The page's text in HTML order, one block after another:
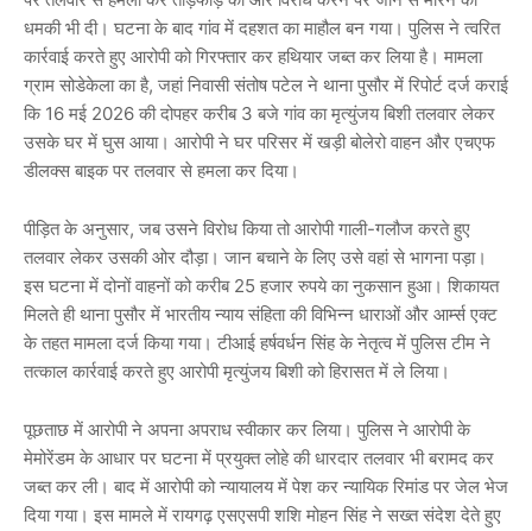
धमकी भी दी। घटना के बाद गांव में दहशत का माहौल बन गया। पुलिस ने त्वरित
कार्रवाई करते हुए आरोपी को गिरफ्तार कर हथियार जब्त कर लिया है। मामला
ग्राम सोडेकेला का है, जहां निवासी संतोष पटेल ने थाना पुसौर में रिपोर्ट दर्ज कराई
कि 16 मई 2026 की दोपहर करीब 3 बजे गांव का मृत्युंजय बिशी तलवार लेकर
उसके घर में घुस आया। आरोपी ने घर परिसर में खड़ी बोलेरो वाहन और एचएफ
डीलक्स बाइक पर तलवार से हमला कर दिया।
पीड़ित के अनुसार, जब उसने विरोध किया तो आरोपी गाली-गलौज करते हुए
तलवार लेकर उसकी ओर दौड़ा। जान बचाने के लिए उसे वहां से भागना पड़ा।
इस घटना में दोनों वाहनों को करीब 25 हजार रुपये का नुकसान हुआ। शिकायत
मिलते ही थाना पुसौर में भारतीय न्याय संहिता की विभिन्न धाराओं और आर्म्स एक्ट
के तहत मामला दर्ज किया गया। टीआई हर्षवर्धन सिंह के नेतृत्व में पुलिस टीम ने
तत्काल कार्रवाई करते हुए आरोपी मृत्युंजय बिशी को हिरासत में ले लिया।
पूछताछ में आरोपी ने अपना अपराध स्वीकार कर लिया। पुलिस ने आरोपी के
मेमोरेंडम के आधार पर घटना में प्रयुक्त लोहे की धारदार तलवार भी बरामद कर
जब्त कर ली। बाद में आरोपी को न्यायालय में पेश कर न्यायिक रिमांड पर जेल भेज
दिया गया। इस मामले में रायगढ़ एसएसपी शशि मोहन सिंह ने सख्त संदेश देते हुए